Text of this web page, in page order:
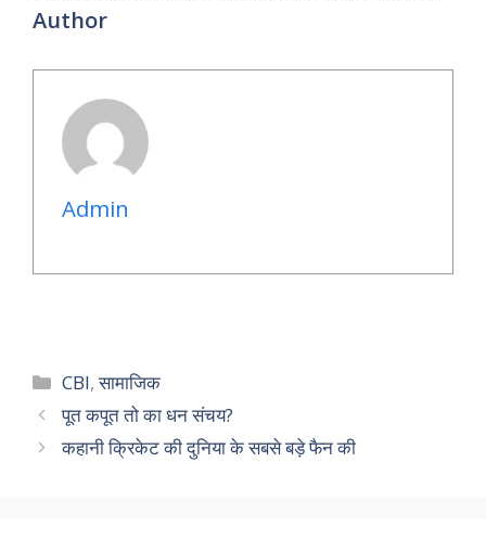
Author
Admin
Categories
CBI,सामाजिक
पूत कपूत तो का धन संचय?
कहानी क्रिकेट की दुनिया के सबसे बड़े फैन की